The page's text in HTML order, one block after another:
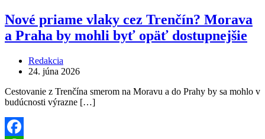
Nové priame vlaky cez Trenčín? Morava
a Praha by mohli byť opäť dostupnejšie
Redakcia
24. júna 2026
Cestovanie z Trenčína smerom na Moravu a do Prahy by sa mohlo v
budúcnosti výrazne […]